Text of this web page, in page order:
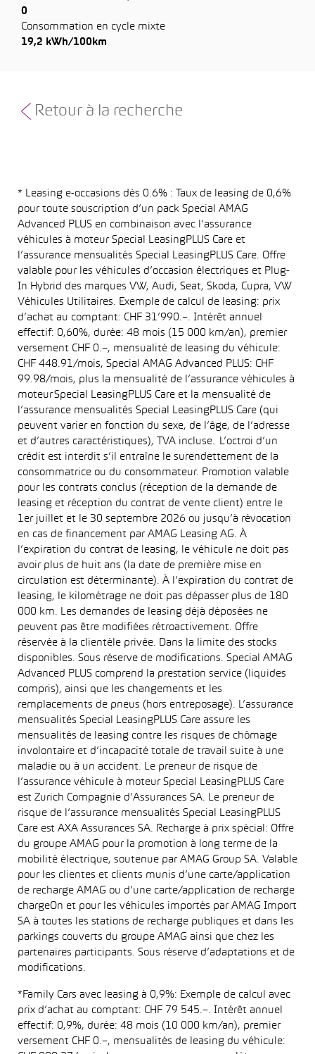
0
Consommation en cycle mixte
19,2 kWh/100km
Retour à la recherche
* Leasing e-occasions dès 0.6% : Taux de leasing de 0,6%
pour toute souscription d’un pack Special AMAG
Advanced PLUS en combinaison avec l’assurance
véhicules à moteur Special LeasingPLUS Care et
l’assurance mensualités Special LeasingPLUS Care. Offre
valable pour les véhicules d’occasion électriques et Plug-
In Hybrid des marques VW, Audi, Seat, Skoda, Cupra, VW
Véhicules Utilitaires. Exemple de calcul de leasing: prix
d’achat au comptant: CHF 31’990.–. Intérêt annuel
effectif: 0,60%, durée: 48 mois (15 000 km/an), premier
versement CHF 0.–, mensualité de leasing du véhicule:
CHF 448.91/mois, Special AMAG Advanced PLUS: CHF
99.98/mois, plus la mensualité de l’assurance véhicules à
moteur Special LeasingPLUS Care et la mensualité de
l’assurance mensualités Special LeasingPLUS Care (qui
peuvent varier en fonction du sexe, de l’âge, de l’adresse
et d’autres caractéristiques), TVA incluse. L’octroi d’un
crédit est interdit s’il entraîne le surendettement de la
consommatrice ou du consommateur. Promotion valable
pour les contrats conclus (réception de la demande de
leasing et réception du contrat de vente client) entre le
1er juillet et le 30 septembre 2026 ou jusqu’à révocation
en cas de financement par AMAG Leasing AG. À
l’expiration du contrat de leasing, le véhicule ne doit pas
avoir plus de huit ans (la date de première mise en
circulation est déterminante). À l’expiration du contrat de
leasing, le kilométrage ne doit pas dépasser plus de 180
000 km. Les demandes de leasing déjà déposées ne
peuvent pas être modifiées rétroactivement. Offre
réservée à la clientèle privée. Dans la limite des stocks
disponibles. Sous réserve de modifications. Special AMAG
Advanced PLUS comprend la prestation service (liquides
compris), ainsi que les changements et les
remplacements de pneus (hors entreposage). L’assurance
mensualités Special LeasingPLUS Care assure les
mensualités de leasing contre les risques de chômage
involontaire et d’incapacité totale de travail suite à une
maladie ou à un accident. Le preneur de risque de
l’assurance véhicule à moteur Special LeasingPLUS Care
est Zurich Compagnie d’Assurances SA. Le preneur de
risque de l’assurance mensualités Special LeasingPLUS
Care est AXA Assurances SA. Recharge à prix spécial: Offre
du groupe AMAG pour la promotion à long terme de la
mobilité électrique, soutenue par AMAG Group SA. Valable
pour les clientes et clients munis d’une carte/application
de recharge AMAG ou d’une carte/application de recharge
chargeOn et pour les véhicules importés par AMAG Import
SA à toutes les stations de recharge publiques et dans les
parkings couverts du groupe AMAG ainsi que chez les
partenaires participants. Sous réserve d’adaptations et de
modifications.
*Family Cars avec leasing à 0,9%: Exemple de calcul avec
prix d’achat au comptant: CHF 79 545.–. Intérêt annuel
effectif: 0,9%, durée: 48 mois (10 000 km/an), premier
versement CHF 0.–, mensualités de leasing du véhicule: